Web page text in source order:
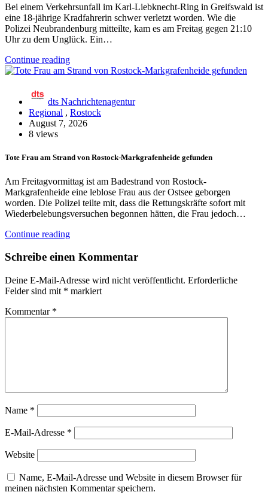
Bei einem Verkehrsunfall im Karl-Liebknecht-Ring in Greifswald ist
eine 18-jährige Kradfahrerin schwer verletzt worden. Wie die
Polizei Neubrandenburg mitteilte, kam es am Freitag gegen 21:10
Uhr zu dem Unglück. Ein…
Continue reading
dts Nachrichtenagentur
Regional , Rostock
August 7, 2026
8 views
Tote Frau am Strand von Rostock-Markgrafenheide gefunden
Am Freitagvormittag ist am Badestrand von Rostock-
Markgrafenheide eine leblose Frau aus der Ostsee geborgen
worden. Die Polizei teilte mit, dass die Rettungskräfte sofort mit
Wiederbelebungsversuchen begonnen hätten, die Frau jedoch…
Continue reading
Schreibe einen Kommentar
Deine E-Mail-Adresse wird nicht veröffentlicht. Erforderliche
Felder sind mit * markiert
Kommentar *
Name *
E-Mail-Adresse *
Website
Name, E-Mail-Adresse und Website in diesem Browser für
meinen nächsten Kommentar speichern.